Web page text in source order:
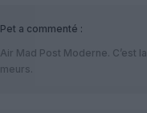
Pet a commenté :
Air Mad Post Moderne. C’est
meurs.